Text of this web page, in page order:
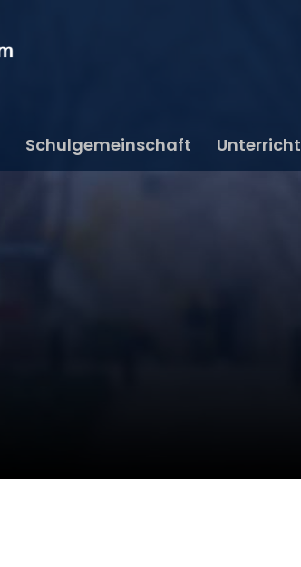
Schulgemeinschaft Unterricht